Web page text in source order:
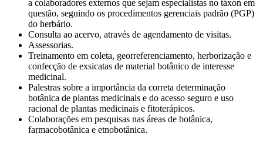
a colaboradores externos que sejam especialistas no táxon em
questão, seguindo os procedimentos gerenciais padrão (PGP)
do herbário.
Consulta ao acervo, através de agendamento de visitas.
Assessorias.
Treinamento em coleta, georreferenciamento, herborização e
confecção de exsicatas de material botânico de interesse
medicinal.
Palestras sobre a importância da correta determinação
botânica de plantas medicinais e do acesso seguro e uso
racional de plantas medicinais e fitoterápicos.
Colaborações em pesquisas nas áreas de botânica,
farmacobotânica e etnobotânica.